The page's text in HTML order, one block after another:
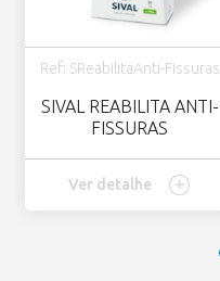
Ref: SReabilitaAnti-Fissuras
SIVAL REABILITA ANTI-
FISSURAS
Ver detalhe